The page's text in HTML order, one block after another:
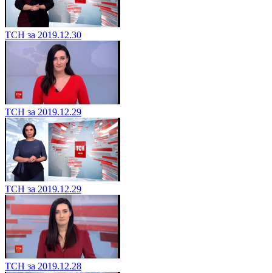
ТСН за 2019.12.30
ТСН за 2019.12.29
ТСН за 2019.12.29
ТСН за 2019.12.28